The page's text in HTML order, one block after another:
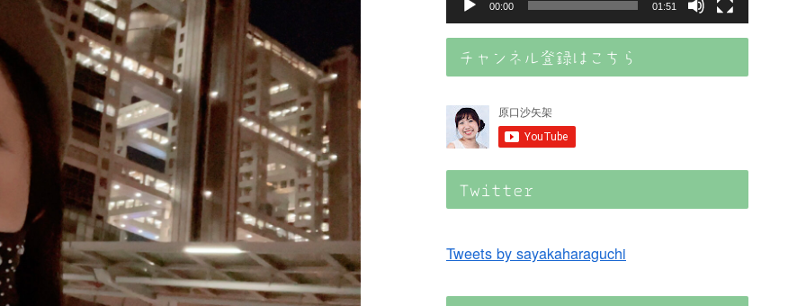
ー
00:00 01:51
チャンネル登録はこちら
Twitter
Tweets by sayakaharaguchi